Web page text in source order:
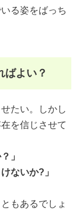
る姿をばっち
ばよい？
たい。しかし
を信じさせて
」
ないか?」
もあるでしょ